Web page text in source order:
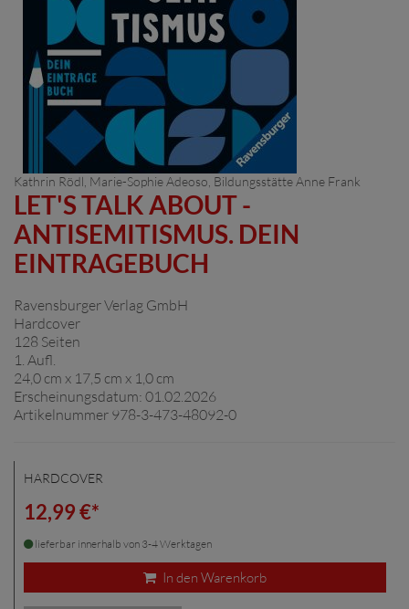
Kathrin Rödl Marie-Sophie Adeoso Bildungsstätte Anne Frank
LET'S TALK ABOUT -
ANTISEMITISMUS. DEIN
EINTRAGEBUCH
Ravensburger Verlag GmbH
Hardcover
128 Seiten
1. Aufl.
24,0 cm x 17,5 cm x 1,0 cm
Erscheinungsdatum: 01.02.2026
Artikelnummer 978-3-473-48092-0
HARDCOVER
12,99 €*
lieferbar innerhalb von 3-4 Werktagen
In den Warenkorb